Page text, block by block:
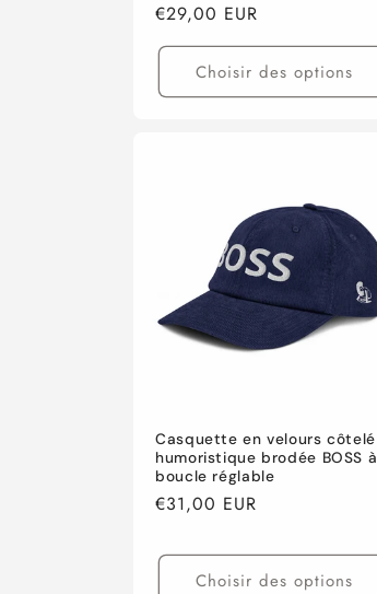
Prix
habituel
€29,00 EUR
Choisir des options
Casquette en velours côtelé
humoristique brodée BOSS à
boucle réglable
Prix
€31,00 EUR
Choisir des options